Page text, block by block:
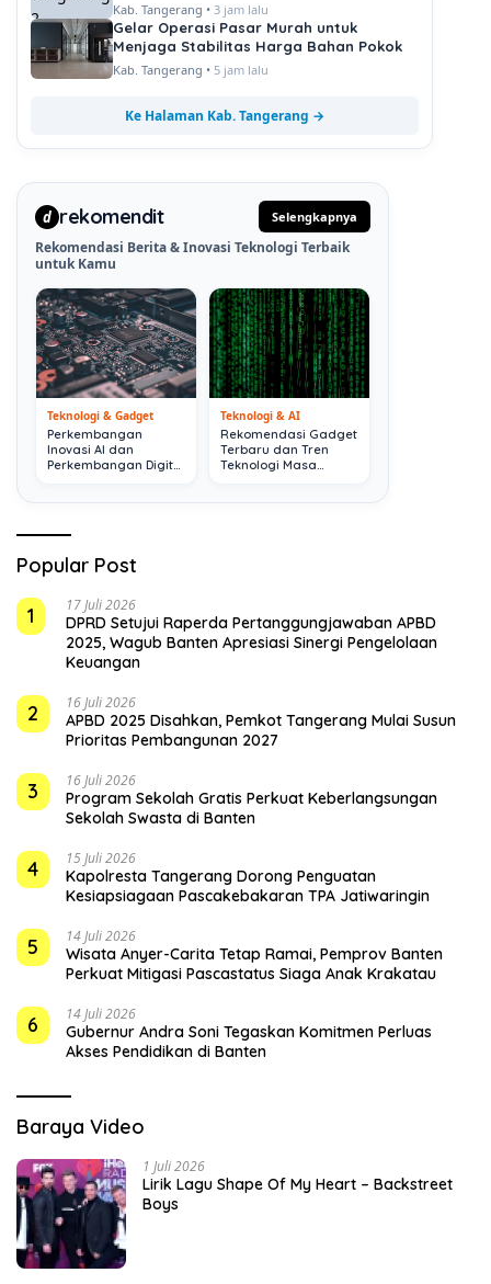
Kab. Tangerang • 3 jam lalu
Gelar Operasi Pasar Murah untuk
Menjaga Stabilitas Harga Bahan Pokok
Kab. Tangerang • 5 jam lalu
Ke Halaman Kab. Tangerang →
d rekomendit Selengkapnya
Rekomendasi Berita & Inovasi Teknologi Terbaik
untuk Kamu
Teknologi & Gadget
Perkembangan
Inovasi AI dan
Perkembangan Digital
Teknologi & AI
Rekomendasi Gadget
Terbaru dan Tren
Teknologi Masa
Popular Post
1
17 Juli 2026
DPRD Setujui Raperda Pertanggungjawaban APBD
2025, Wagub Banten Apresiasi Sinergi Pengelolaan
Keuangan
2 16 Juli 2026
APBD 2025 Disahkan, Pemkot Tangerang Mulai Susun
Prioritas Pembangunan 2027
3 16 Juli 2026
Program Sekolah Gratis Perkuat Keberlangsungan
Sekolah Swasta di Banten
4 15 Juli 2026
Kapolresta Tangerang Dorong Penguatan
Kesiapsiagaan Pascakebakaran TPA Jatiwaringin
5 14 Juli 2026
Wisata Anyer-Carita Tetap Ramai, Pemprov Banten
Perkuat Mitigasi Pascastatus Siaga Anak Krakatau
6 14 Juli 2026
Gubernur Andra Soni Tegaskan Komitmen Perluas
Akses Pendidikan di Banten
Baraya Video
1 Juli 2026
Lirik Lagu Shape Of My Heart – Backstreet
Boys